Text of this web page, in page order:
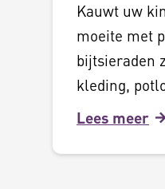
Kauwt uw
moeite met
bijtsieraden
kleding,
Lees meer